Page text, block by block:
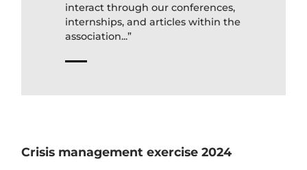
interact through our conferences,
internships, and articles within the
association...”
Crisis management exercise 2024